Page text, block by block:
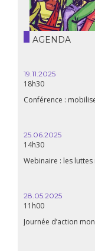
AGENDA
19.11.2025
18h30
Conférence :
25.06.2025
14h30
Webinaire : les
28.05.2025
11h00
Journée d’action